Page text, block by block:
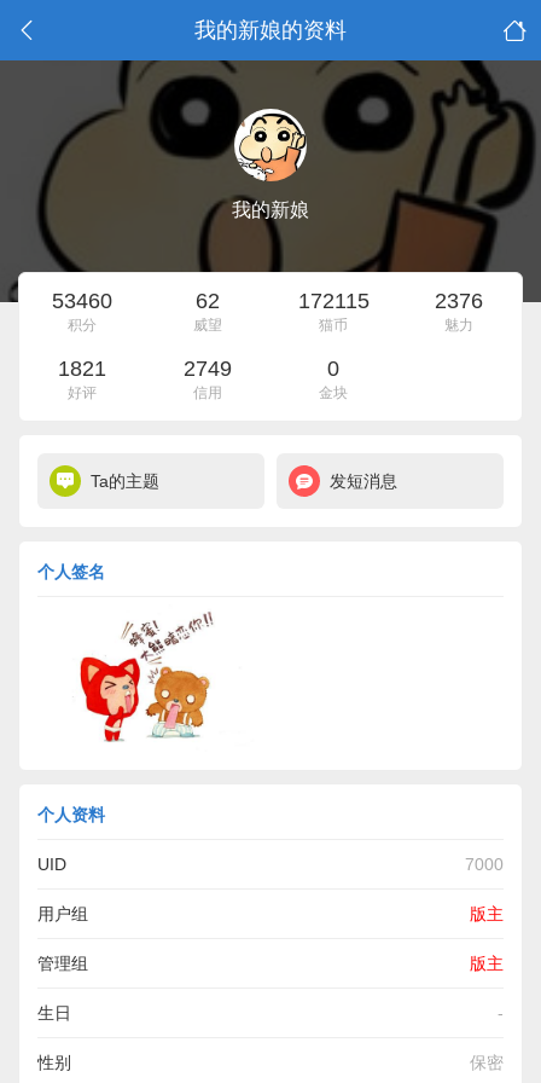
我的新娘的资料
我的新娘
53460
积分
62
威望
172115
猫币
2376
魅力
1821
好评
2749
信用
0
金块
Ta的主题 发短消息
个人签名
个人资料
UID 7000
用户组 版主
管理组 版主
生日 -
性别 保密